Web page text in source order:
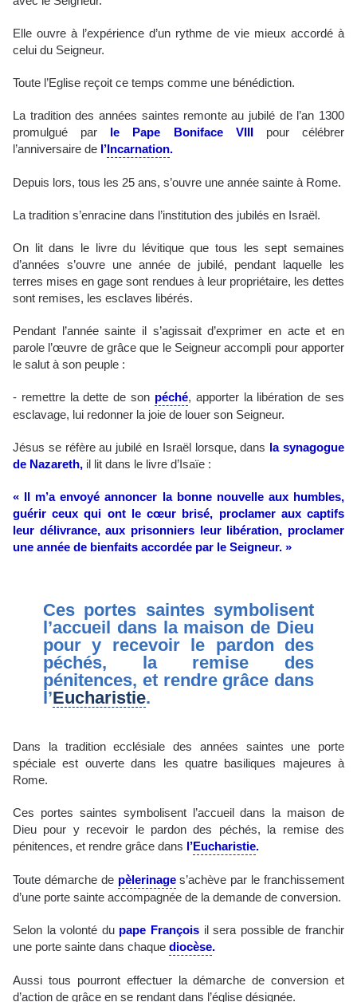
Elle ouvre à l’expérience d’un rythme de vie mieux accordé à
celui du Seigneur.
Toute l’Eglise reçoit ce temps comme une bénédiction.
La tradition des années saintes remonte au jubilé de l’an 1300
promulgué par le Pape Boniface VIII pour célébrer
l’anniversaire de l’Incarnation.
Depuis lors, tous les 25 ans, s’ouvre une année sainte à Rome.
La tradition s’enracine dans l’institution des jubilés en Israël.
On lit dans le livre du lévitique que tous les sept semaines
d’années s’ouvre une année de jubilé, pendant laquelle les
terres mises en gage sont rendues à leur propriétaire, les dettes
sont remises, les esclaves libérés.
Pendant l’année sainte il s’agissait d’exprimer en acte et en
parole l’œuvre de grâce que le Seigneur accompli pour apporter
le salut à son peuple :
- remettre la dette de son péché, apporter la libération de ses
esclavage, lui redonner la joie de louer son Seigneur.
Jésus se réfère au jubilé en Israël lorsque, dans la synagogue
de Nazareth, il lit dans le livre d’Isaïe :
« Il m’a envoyé annoncer la bonne nouvelle aux humbles,
guérir ceux qui ont le cœur brisé, proclamer aux captifs
leur délivrance, aux prisonniers leur libération, proclamer
une année de bienfaits accordée par le Seigneur. »
Ces portes saintes symbolisent
l’accueil dans la maison de Dieu
pour y recevoir le pardon des
péchés, la remise des
pénitences, et rendre grâce dans
l’Eucharistie.
Dans la tradition ecclésiale des années saintes une porte
spéciale est ouverte dans les quatre basiliques majeures à
Rome.
Ces portes saintes symbolisent l’accueil dans la maison de
Dieu pour y recevoir le pardon des péchés, la remise des
pénitences, et rendre grâce dans l’Eucharistie.
Toute démarche de pèlerinage s’achève par le franchissement
d’une porte sainte accompagnée de la demande de conversion.
Selon la volonté du pape François il sera possible de franchir
une porte sainte dans chaque diocèse.
Aussi tous pourront effectuer la démarche de conversion et
d’action de grâce en se rendant dans l’église désignée.